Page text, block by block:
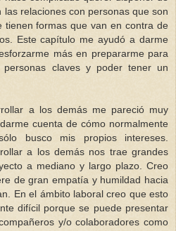
las relaciones con personas que son
tienen formas que van en contra de
Este capítulo me ayudó a darme
más en prepararme para
claves y poder tener un
a los demás me pareció muy
cuenta de cómo normalmente
busco mis propios intereses.
a los demás nos trae grandes
a mediano y largo plazo. Creo
de gran empatía y humildad hacia
En el ámbito laboral creo que esto
difícil porque se puede presentar
y/o colaboradores como